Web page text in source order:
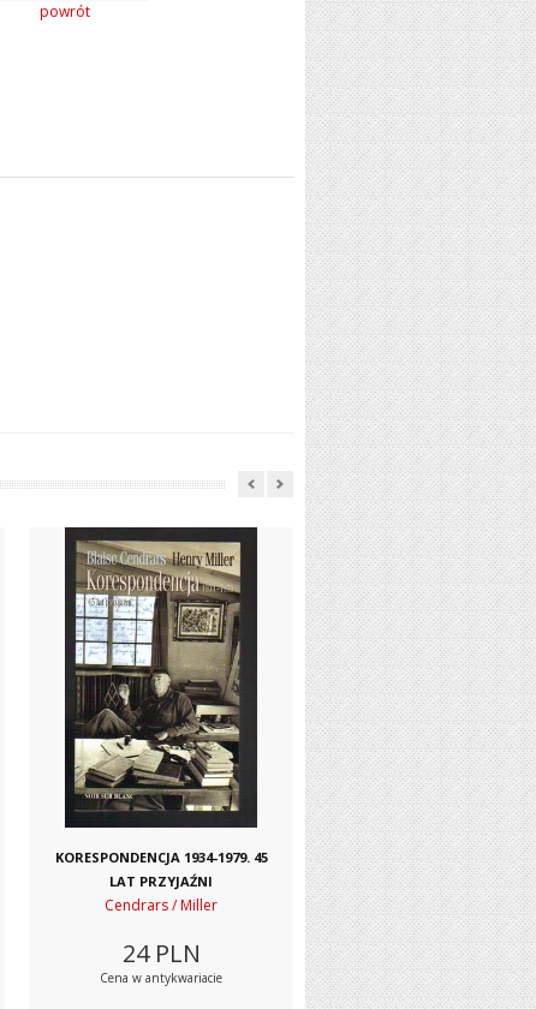
powrót
KORESPONDENCJA 1934-1979. 45
LAT PRZYJAŹNI
Cendrars / Miller
24 PLN
Cena w antykwariacie